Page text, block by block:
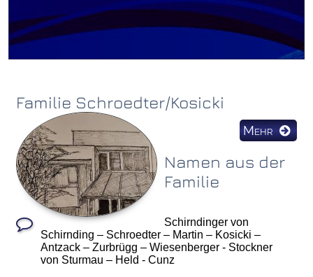
Familie Schroedter/Kosicki
Mehr
Namen aus der
Familie
Schirndinger von
Schirnding – Schroedter – Martin – Kosicki –
Antzack – Zurbrügg – Wiesenberger - Stockner
von Sturmau – Held - Cunz